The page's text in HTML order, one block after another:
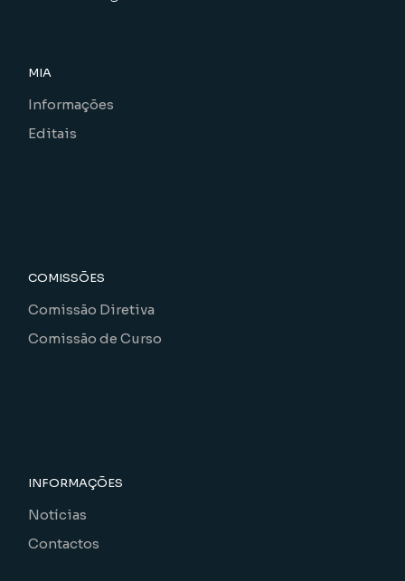
MIA
Informações
Editais
COMISSÕES
Comissão Diretiva
Comissão de Curso
INFORMAÇÕES
Notícias
Contactos